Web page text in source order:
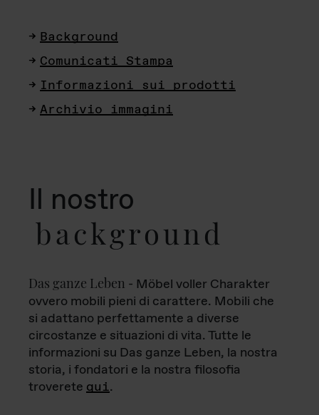
Background
Comunicati Stampa
Informazioni sui prodotti
Archivio immagini
Il nostro
background
Das ganze Leben - Möbel voller Charakter
ovvero mobili pieni di carattere. Mobili che
si adattano perfettamente a diverse
circostanze e situazioni di vita. Tutte le
informazioni su Das ganze Leben, la nostra
storia, i fondatori e la nostra filosofia
troverete qui.